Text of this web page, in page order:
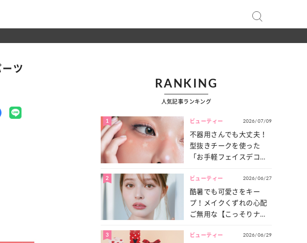
ツ
RANKING
人気記事ランキング
1 ビューティー 2026/07/09
不器用さんでも大丈夫！
型抜きチークを使った
「お手軽フェイスデコ」
2 ビューティー 2026/06/27
酷暑でも可愛さをキー
プ！メイクくずれの心配
ご無用な【こっそりナチ
3 ビューティー 2026/06/29